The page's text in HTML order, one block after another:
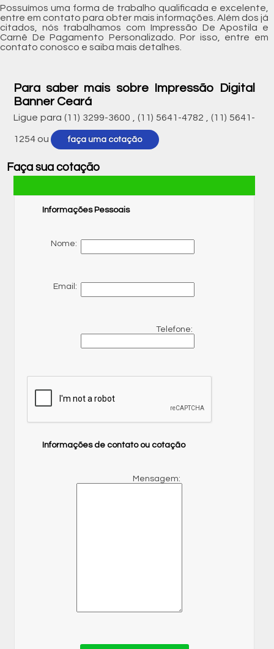
Possuímos uma forma de trabalho qualificada e excelente,
entre em contato para obter mais informações. Além dos já
citados, nós trabalhamos com Impressão De Apostila e
Carnê De Pagamento Personalizado. Por isso, entre em
contato conosco e saiba mais detalhes.
Para saber mais sobre Impressão Digital
Banner Ceará
Ligue para (11) 3299-3600 ,(11) 5641-4782 ,(11) 5641-
1254 ou faça uma cotação
Faça sua cotação
Informações Pessoais
Nome:
Email:
Telefone:
Informações de contato ou cotação
Mensagem: